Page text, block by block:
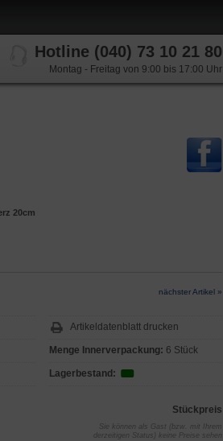
Hotline (040) 73 10 21 80
Montag - Freitag von 9:00 bis 17:00 Uhr
20cm
nächster Artikel »
Artikeldatenblatt drucken
Menge Innerverpackung: 6 Stück
Lagerbestand:
Stückpreis
Sie können als Gast (bzw. mit Ihrem
derzeitigen Status) keine Preise sehen